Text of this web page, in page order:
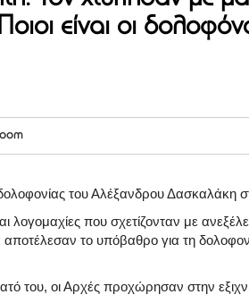
είναι οι
του Αλέξανδρου Δασκαλάκη
λογομαχίες που σχετίζονταν με
αποτέλεσαν το υπόβαθρο για τη
του, οι Αρχές προχώρησαν στην